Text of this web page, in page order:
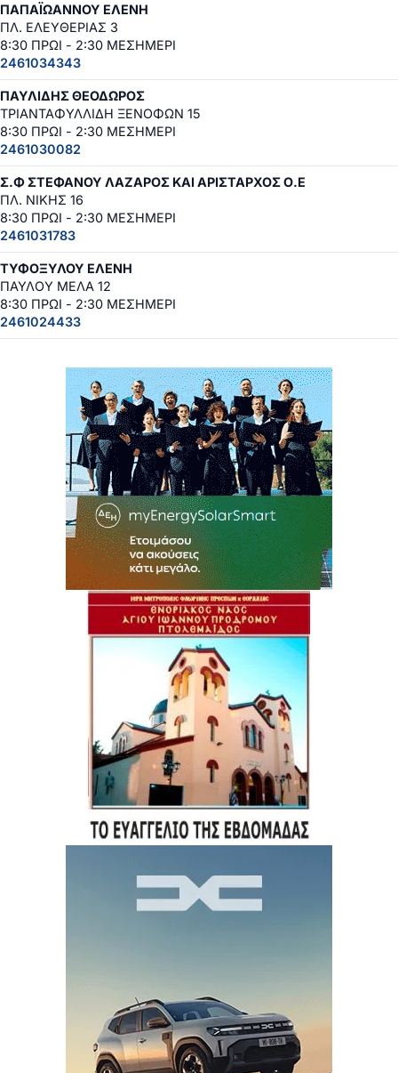
ΠΑΠΑΪΩΑΝΝΟΥ ΕΛΕΝΗ
ΠΛ. ΕΛΕΥΘΕΡΙΑΣ 3
8:30 ΠΡΩΙ - 2:30 ΜΕΣΗΜΕΡΙ
2461034343
ΠΑΥΛΙΔΗΣ ΘΕΟΔΩΡΟΣ
ΤΡΙΑΝΤΑΦΥΛΛΙΔΗ ΞΕΝΟΦΩΝ 15
8:30 ΠΡΩΙ - 2:30 ΜΕΣΗΜΕΡΙ
2461030082
Σ.Φ ΣΤΕΦΑΝΟΥ ΛΑΖΑΡΟΣ ΚΑΙ ΑΡΙΣΤΑΡΧΟΣ Ο.Ε
ΠΛ. ΝΙΚΗΣ 16
8:30 ΠΡΩΙ - 2:30 ΜΕΣΗΜΕΡΙ
2461031783
ΤΥΦΟΞΥΛΟΥ ΕΛΕΝΗ
ΠΑΥΛΟΥ ΜΕΛΑ 12
8:30 ΠΡΩΙ - 2:30 ΜΕΣΗΜΕΡΙ
2461024433